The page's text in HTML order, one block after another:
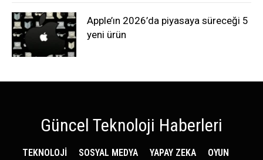
Apple’ın 2026’da piyasaya süreceği 5
yeni ürün
Güncel Teknoloji Haberleri
TEKNOLOJİ SOSYAL MEDYA YAPAY ZEKA
OYUN